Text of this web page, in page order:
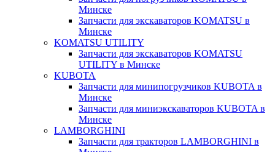
Минске
Запчасти для экскаваторов KOMATSU в
Минске
KOMATSU UTILITY
Запчасти для экскаваторов KOMATSU
UTILITY в Минске
KUBOTA
Запчасти для минипогрузчиков KUBOTA в
Минске
Запчасти для миниэкскаваторов KUBOTA в
Минске
LAMBORGHINI
Запчасти для тракторов LAMBORGHINI в